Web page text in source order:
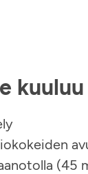
kuuluu
(45